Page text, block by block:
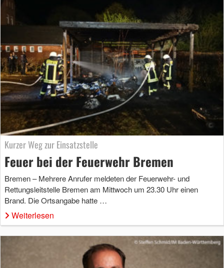
Kurzer Weg zur Einsatzstelle
Feuer bei der Feuerwehr Bremen
Bremen – Mehrere Anrufer meldeten der Feuerwehr- und
Rettungsleitstelle Bremen am Mittwoch um 23.30 Uhr einen
Brand. Die Ortsangabe hatte …
Weiterlesen